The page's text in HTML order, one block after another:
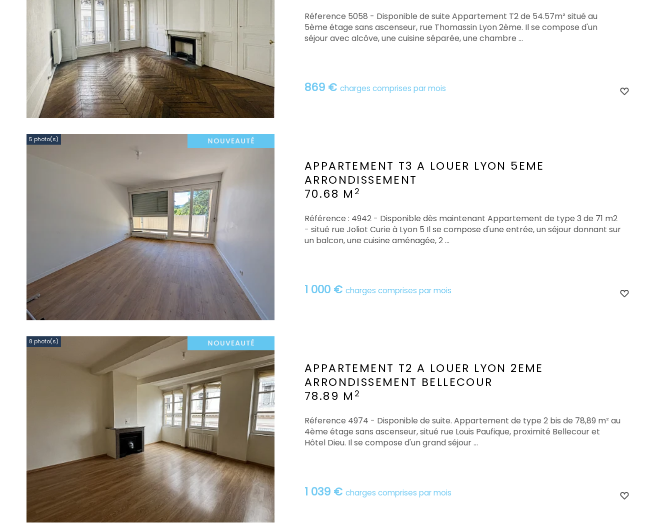
869 € charges comprises par mois
Réference 5058 - Disponible de suite Appartement T2 de 54.57m² situé au
5ème étage sans ascenseur, rue Thomassin Lyon 2ème. Il se compose d'un
séjour avec alcôve, une cuisine séparée, une chambre ...
5 photo(s)
APPARTEMENT T3 A LOUER LYON 5EME
ARRONDISSEMENT
70.68 M 2
1 000 € charges comprises par mois
Référence : 4942 - Disponible dès maintenant Appartement de type 3 de 71 m2
- situé rue Joliot Curie à Lyon 5 Il se compose d'une entrée, un séjour donnant sur
un balcon, une cuisine aménagée, 2 ...
8 photo(s)
APPARTEMENT T2 A LOUER LYON 2EME
ARRONDISSEMENT BELLECOUR
78.89 M 2
1 039 € charges comprises par mois
Réference 4974 - Disponible de suite. Appartement de type 2 bis de 78,89 m² au
4ème étage sans ascenseur, situé rue Louis Paufique, proximité Bellecour et
Hôtel Dieu. Il se compose d'un grand séjour ...